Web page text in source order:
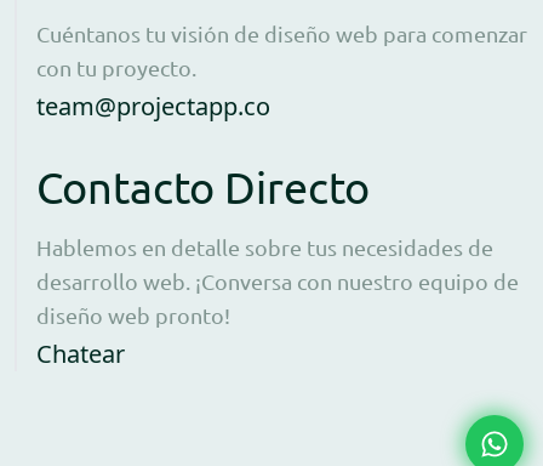
Cuéntanos tu visión de diseño web para comenzar
con tu proyecto.
team@projectapp.co
Contacto Directo
Hablemos en detalle sobre tus necesidades de
desarrollo web. ¡Conversa con nuestro equipo de
diseño web pronto!
ChatearOpens WhatsApp in a new window
Chat